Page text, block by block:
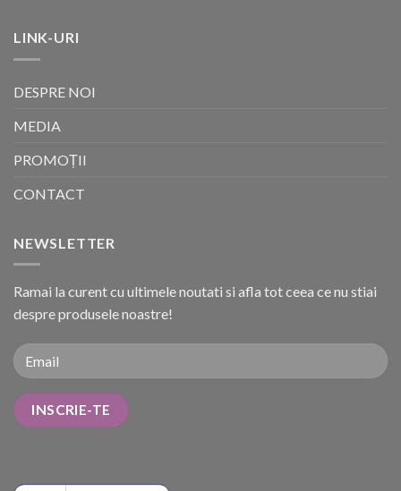
LINK-URI
DESPRE NOI
MEDIA
PROMOȚII
CONTACT
NEWSLETTER
Ramai la curent cu ultimele noutati si afla tot ceea ce nu stiai
despre produsele noastre!